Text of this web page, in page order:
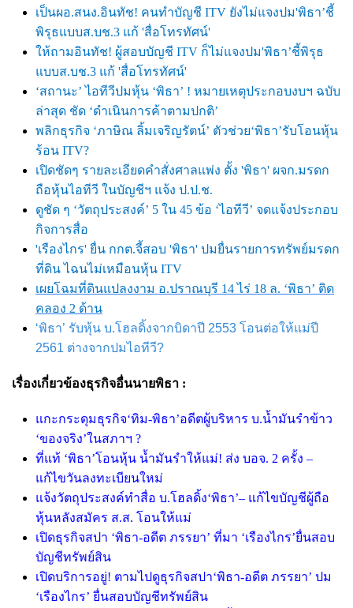
เป็นผอ.สนง.อินทัช! คนทำบัญชี ITV ยังไม่แจงปม'พิธา’ชี้
พิรุธแบบส.บช.3 แก้ 'สื่อโทรทัศน์'
ให้ถามอินทัช! ผู้สอบบัญชี ITV ก็ไม่แจงปม'พิธา’ชี้พิรุธ
แบบส.บช.3 แก้ 'สื่อโทรทัศน์'
‘สถานะ’ ไอทีวีปมหุ้น ‘พิธา’ ! หมายเหตุประกอบงบฯ ฉบับ
ล่าสุด ชัด ‘ดำเนินการค้าตามปกติ’
พลิกธุรกิจ ‘ภาษิณ ลิ้มเจริญรัตน์’ ตัวช่วย‘พิธา’รับโอนหุ้น
ร้อน ITV?
เปิดชัดๆ รายละเอียดคำสั่งศาลแพ่ง ตั้ง 'พิธา' ผจก.มรดก
ถือหุ้นไอทีวี ในบัญชีฯ แจ้ง ป.ป.ช.
ดูชัด ๆ ‘วัตถุประสงค์’ 5 ใน 45 ข้อ ‘ไอทีวี’ จดแจ้งประกอบ
กิจการสื่อ
'เรืองไกร' ยื่น กกต.จี้สอบ 'พิธา' ปมยื่นรายการทรัพย์มรดก
ที่ดิน ไฉนไม่เหมือนหุ้น ITV
เผยโฉมที่ดินแปลงงาม อ.ปราณบุรี 14 ไร่ 18 ล. ‘พิธา’ ติด
คลอง 2 ด้าน
‘พิธา’ รับหุ้น บ.โฮลดิ้งจากบิดาปี 2553 โอนต่อให้แม่ปี
2561 ต่างจากปมไอทีวี?
เรื่องเกี่ยวข้องธุรกิจอื่นนายพิธา :
แกะกระดุมธุรกิจ‘ทิม-พิธา’อดีตผู้บริหาร บ.น้ำมันรำข้าว
‘ของจริง’ในสภาฯ ?
ที่แท้ ‘พิธา’โอนหุ้น น้ำมันรำให้แม่! ส่ง บอจ. 2 ครั้ง –
แก้ไขวันลงทะเบียนใหม่
แจ้งวัตถุประสงค์ทำสื่อ บ.โฮลดิ้ง‘พิธา’– แก้ไขบัญชีผู้ถือ
หุ้นหลังสมัคร ส.ส. โอนให้แม่
เปิดธุรกิจสปา ‘พิธา-อดีต ภรรยา’ ที่มา ‘เรืองไกร’ยื่นสอบ
บัญชีทรัพย์สิน
เปิดบริการอยู่! ตามไปดูธุรกิจสปา‘พิธา-อดีต ภรรยา’ ปม
‘เรืองไกร’ ยื่นสอบบัญชีทรัพย์สิน